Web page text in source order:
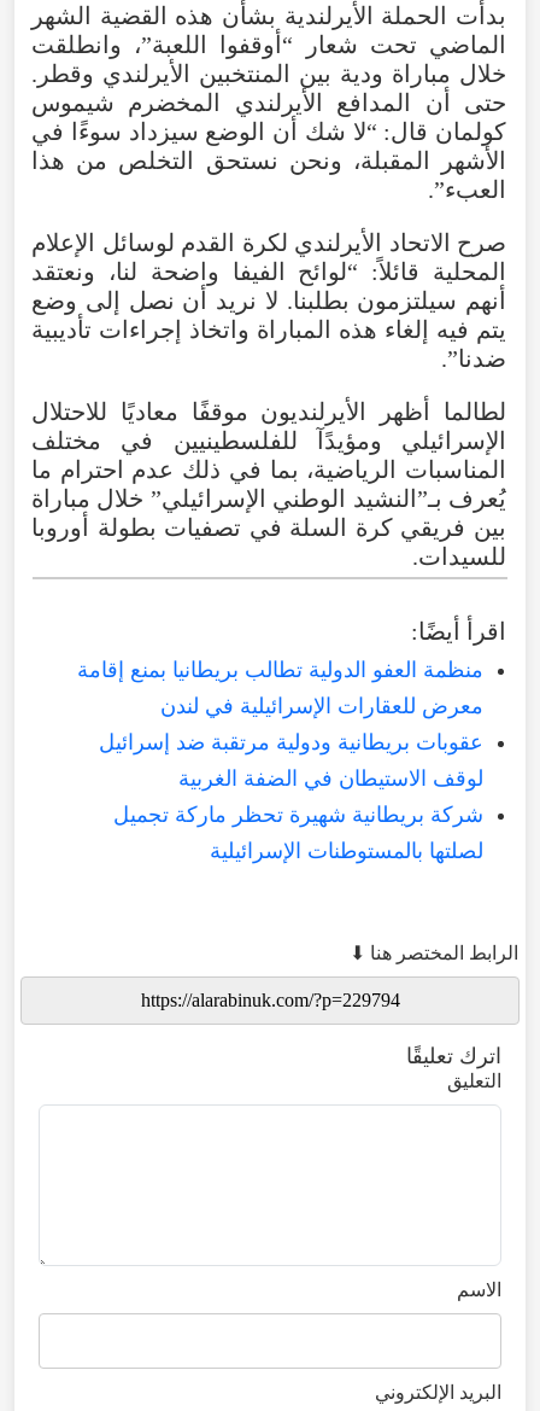
بدأت الحملة الأيرلندية بشأن هذه القضية الشهر
الماضي تحت شعار “أوقفوا اللعبة”، وانطلقت
خلال مباراة ودية بين المنتخبين الأيرلندي وقطر.
حتى أن المدافع الأيرلندي المخضرم شيموس
كولمان قال: “لا شك أن الوضع سيزداد سوءًا في
الأشهر المقبلة، ونحن نستحق التخلص من هذا
العبء”.
صرح الاتحاد الأيرلندي لكرة القدم لوسائل الإعلام
المحلية قائلاً: “لوائح الفيفا واضحة لنا، ونعتقد
أنهم سيلتزمون بطلبنا. لا نريد أن نصل إلى وضع
يتم فيه إلغاء هذه المباراة واتخاذ إجراءات تأديبية
ضدنا”.
لطالما أظهر الأيرلنديون موقفًا معاديًا للاحتلال
الإسرائيلي ومؤيدًآ للفلسطينيين في مختلف
المناسبات الرياضية، بما في ذلك عدم احترام ما
يُعرف بـ”النشيد الوطني الإسرائيلي” خلال مباراة
بين فريقي كرة السلة في تصفيات بطولة أوروبا
للسيدات.
اقرأ أيضًا:
منظمة العفو الدولية تطالب بريطانيا بمنع إقامة
معرض للعقارات الإسرائيلية في لندن
عقوبات بريطانية ودولية مرتقبة ضد إسرائيل
لوقف الاستيطان في الضفة الغربية
شركة بريطانية شهيرة تحظر ماركة تجميل
لصلتها بالمستوطنات الإسرائيلية
الرابط المختصر هنا ⬇
اترك تعليقًا
التعليق
الاسم
البريد الإلكتروني